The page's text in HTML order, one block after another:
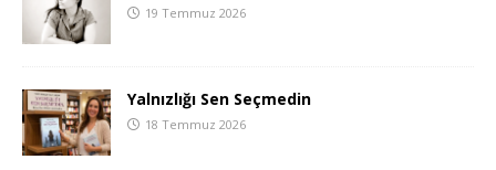
19 Temmuz 2026
Yalnızlığı Sen Seçmedin
18 Temmuz 2026